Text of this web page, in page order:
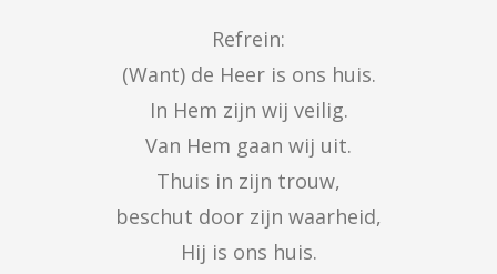
Refrein:
(Want) de Heer is ons huis.
In Hem zijn wij veilig.
Van Hem gaan wij uit.
Thuis in zijn trouw,
beschut door zijn waarheid,
Hij is ons huis.